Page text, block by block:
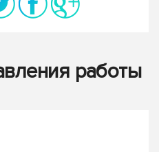
работы